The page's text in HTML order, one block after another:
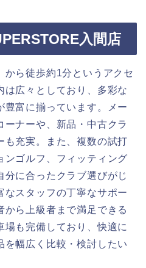
入間店
から徒歩約1分というアクセ
は広々としており、多彩な
豊富に揃っています。メー
ーナーや、新品・中古クラ
も充実。また、複数の試打
ンゴルフ、フィッティング
分に合ったクラブ選びがじ
なスタッフの丁寧なサポー
から上級者まで満足できる
も完備しており、快適に
を幅広く比較・検討したい